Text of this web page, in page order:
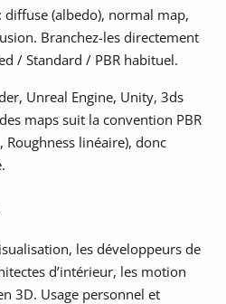
diffuse (albedo), normal map,
Branchez-les directement
/ Standard / PBR habituel.
Unreal Engine, Unity, 3ds
maps suit la convention PBR
linéaire), donc
les développeurs de
d’intérieur, les motion
3D. Usage personnel et